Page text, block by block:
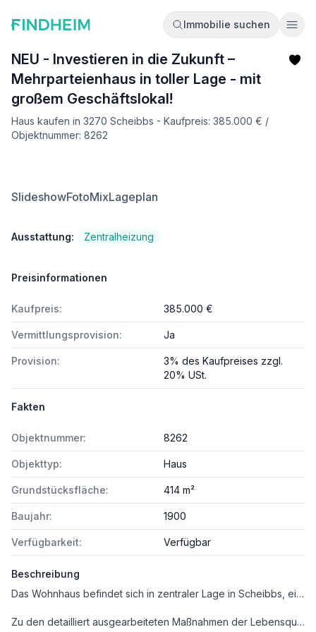
Immobilie suchen
NEU - Investieren in die Zukunft –
Mehrparteienhaus in toller Lage - mit
großem Geschäftslokal!
Haus kaufen in 3270 Scheibbs - Kaufpreis: 385.000 € /
Objektnummer: 8262
SlideshowFotoMixLageplan
Ausstattung: Zentralheizung
Preisinformationen
Kaufpreis: 385.000 €
Vermittlungsprovision: Ja
Provision:
3% des Kaufpreises zzgl.
20% USt.
Fakten
Objektnummer: 8262
Objekttyp: Haus
Grundstücksfläche: 414 m²
Baujahr: 1900
Verfügbarkeit: Verfügbar
Beschreibung
Das Wohnhaus befindet sich in zentraler Lage in Scheibbs, einer Kleinstadt mit Zukunft! Die Möglichkeiten dieser Immobilie, die Lage - nicht weit vom Landesklinikum Scheibbs - die Raumaufteilung der Wohnungen, das alles lässt Raum für vielseitige Nutzung. Investieren in die Zukunft – hier beginnt IHRE Chance!
Zu den detailliert ausgearbeiteten Maßnahmen der Lebensqualität in Scheibbs gehören eine Verkehrsberuhigung in der Innenstadt, eine Begegnungszone, ein Parkplatz- und Mobilitätskonzept, die Gestaltung des Kapuzinerplatzes.